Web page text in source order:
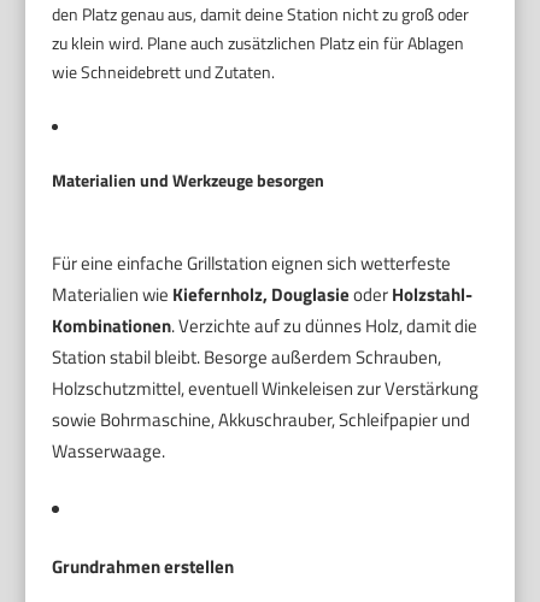
den Platz genau aus, damit deine Station nicht zu groß oder
zu klein wird. Plane auch zusätzlichen Platz ein für Ablagen
wie Schneidebrett und Zutaten.
Materialien und Werkzeuge besorgen
Für eine einfache Grillstation eignen sich wetterfeste
Materialien wie Kiefernholz, DouglasieoderHolzstahl-
Kombinationen. Verzichte auf zu dünnes Holz, damit die
Station stabil bleibt. Besorge außerdem Schrauben,
Holzschutzmittel, eventuell Winkeleisen zur Verstärkung
sowie Bohrmaschine, Akkuschrauber, Schleifpapier und
Wasserwaage.
Grundrahmen erstellen